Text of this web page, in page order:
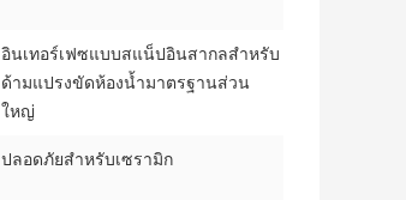
อินเทอร์เฟซแบบสแน็ปอินสากลสำหรับ
ด้ามแปรงขัดห้องน้ำมาตรฐานส่วน
ใหญ่
ปลอดภัยสำหรับเซรามิก